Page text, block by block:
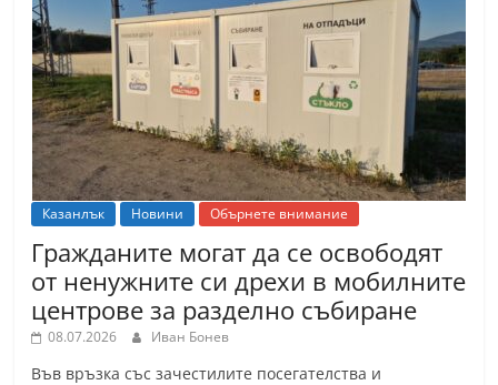
Казанлък Новини Обърнете внимание
Гражданите могат да се освободят
от ненужните си дрехи в мобилните
центрове за разделно събиране
08.07.2026 Иван Бонев
Във връзка със зачестилите посегателства и